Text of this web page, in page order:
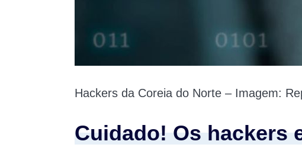
Hackers da Coreia do Norte – Imagem:
Cuidado! Os hackers